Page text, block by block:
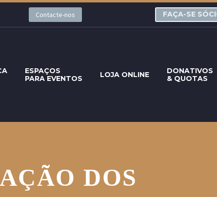
Contacte-nos FAÇA-SE
ESPAÇOS
PARA EVENTOS
LOJA ONLINE
DONATIVOS
& QUOTAS
DOS